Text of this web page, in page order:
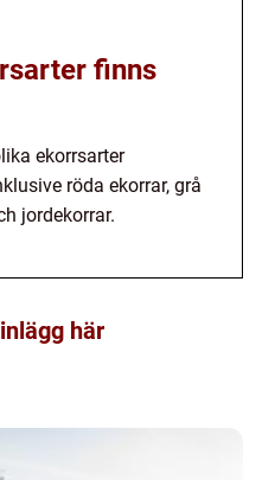
finns
ekorrsarter
röda ekorrar, grå
jordekorrar.
här